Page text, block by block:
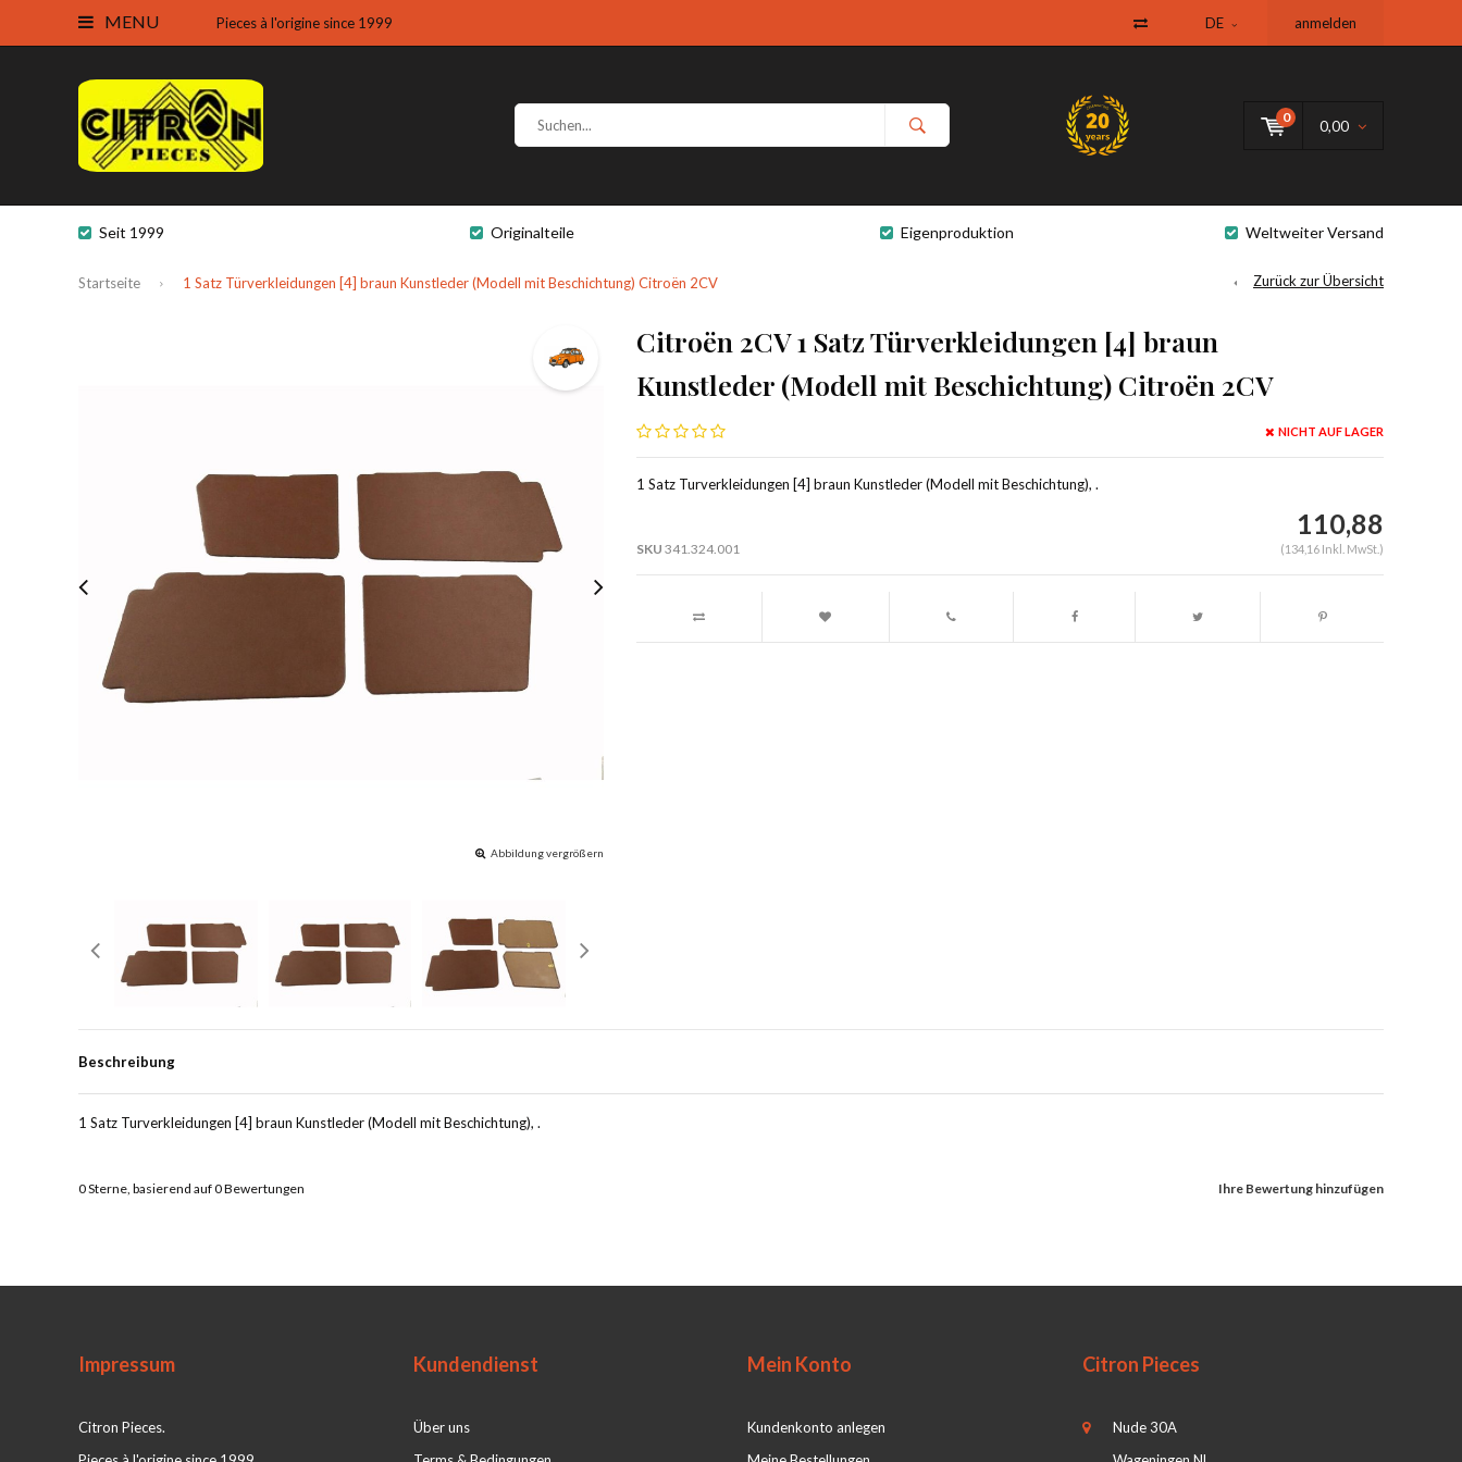
MENU Pieces à l'origine since 1999 DE anmelden
0
0,00
Seit 1999 Originalteile Eigenproduktion Weltweiter Versand
Startseite 1 Satz Türverkleidungen [4] braun Kunstleder (Modell mit Beschichtung) Citroën 2CV Zurück zur Übersicht
Abbildung vergrößern
Citroën 2CV 1 Satz Türverkleidungen [4] braun
Kunstleder (Modell mit Beschichtung) Citroën 2CV
NICHT AUF LAGER
1 Satz Turverkleidungen [4] braun Kunstleder (Modell mit Beschichtung), .
SKU 341.324.001
110,88
(134,16 Inkl. MwSt.)
Beschreibung
1 Satz Turverkleidungen [4] braun Kunstleder (Modell mit Beschichtung), .
Ihre Bewertung hinzufügen
0Sterne, basierend auf0Bewertungen
Impressum
Citron Pieces.
Kundendienst
Über uns
Mein Konto
Kundenkonto anlegen
Citron Pieces
Nude 30A